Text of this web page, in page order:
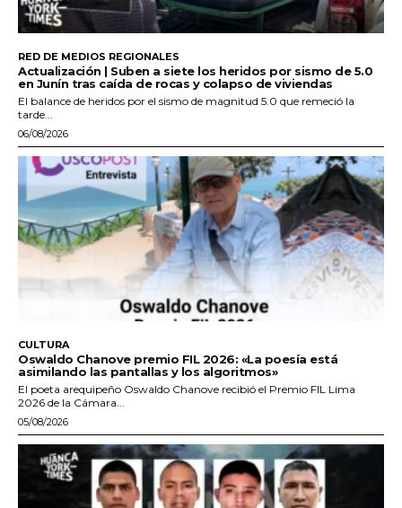
RED DE MEDIOS REGIONALES
Actualización | Suben a siete los heridos por sismo de 5.0
en Junín tras caída de rocas y colapso de viviendas
El balance de heridos por el sismo de magnitud 5.0 que remeció la
tarde...
06/08/2026
CULTURA
Oswaldo Chanove premio FIL 2026: «La poesía está
asimilando las pantallas y los algoritmos»
El poeta arequipeño Oswaldo Chanove recibió el Premio FIL Lima
2026 de la Cámara...
05/08/2026